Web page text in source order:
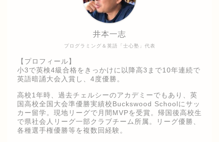
プログラミング＆英語「士心塾」代表
井本一志
【プロフィール】
小3で英検4級合格をきっかけに以降高3まで10年連続で
英語暗誦大会入賞し、4度優勝。
高校1年時、過去チェルシーのアカデミーでもあり、英
国高校全国大会準優勝実績校Buckswood Schoolにサッ
カー留学。現地リーグで月間MVPを受賞。帰国後高校生
で県社会人リーグ一部クラブチーム所属。リーグ優勝、
各種選手権優勝等を複数回経験。